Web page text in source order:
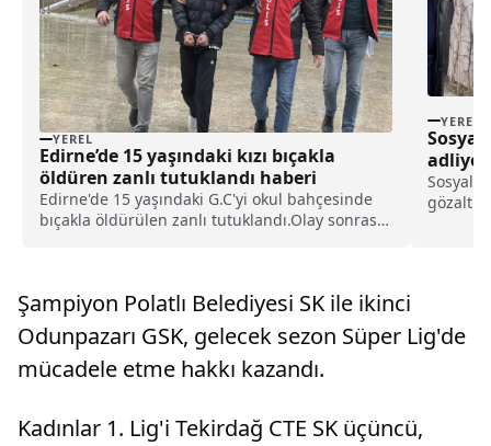
YEREL
Edirne’de 15 yaşındaki kızı bıçakla
öldüren zanlı tutuklandı haberi
Edirne'de 15 yaşındaki G.C'yi okul bahçesinde
bıçakla öldürülen zanlı tutuklandı.Olay sonrası
YEREL
Sosyal
Sosyal
Şampiyon Polatlı Belediyesi SK ile ikinci
Odunpazarı GSK, gelecek sezon Süper Lig'de
mücadele etme hakkı kazandı.
Kadınlar 1. Lig'i Tekirdağ CTE SK üçüncü,